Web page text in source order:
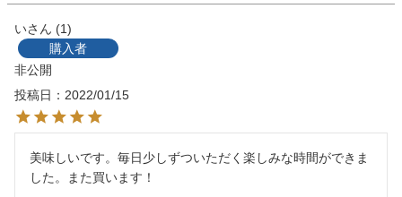
い
1
購入者
非公開
投稿日
2022/01/15
美味しいです。毎日少しずついただく楽しみな時間ができま
した。また買います！